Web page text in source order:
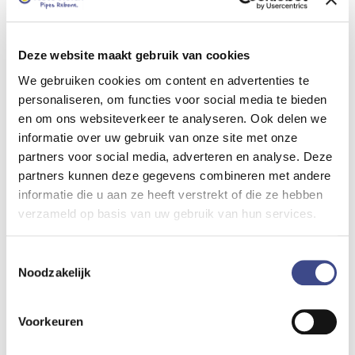
Deze website maakt gebruik van cookies
We gebruiken cookies om content en advertenties te
personaliseren, om functies voor social media te bieden
en om ons websiteverkeer te analyseren. Ook delen we
informatie over uw gebruik van onze site met onze
partners voor social media, adverteren en analyse. Deze
partners kunnen deze gegevens combineren met andere
informatie die u aan ze heeft verstrekt of die ze hebben
verzameld op basis van uw gebruik van hun services.
Noodzakelijk
Voorkeuren
Dat maakt elk project uniek: naast de
rondom de bewoners een belangrijk
Wat betekent dit voor
bewoners?
Om de renovatie goed uit te voeren,
hebben onze monteurs vaak toegang nodig
tot de woning. Dit kan gaan om de
omdat werkzaamheden altijd zorgvuldig
Wij begrijpen dat dit impact kan hebben.